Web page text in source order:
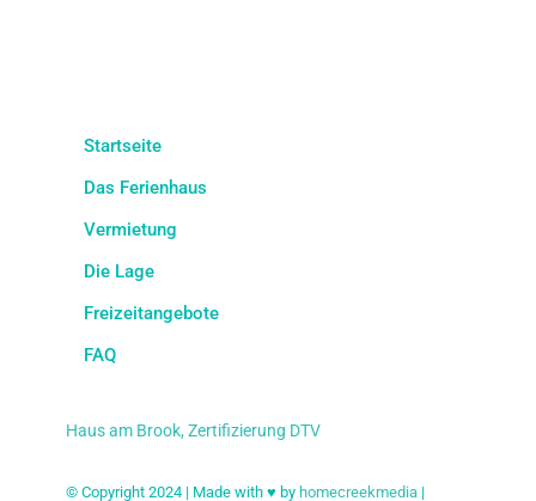
Startseite
Das Ferienhaus
Vermietung
Die Lage
Freizeitangebote
FAQ
Haus am Brook, Zertifizierung DTV
© Copyright 2024 | Made with ♥ by homecreekmedia |